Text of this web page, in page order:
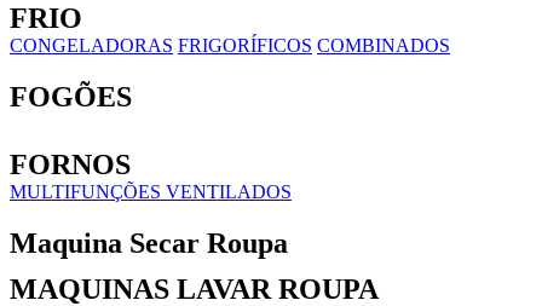
FRIO
CONGELADORAS FRIGORÍFICOS COMBINADOS
FOGÕES
FORNOS
MULTIFUNÇÕES VENTILADOS
Maquina Secar Roupa
MAQUINAS LAVAR ROUPA